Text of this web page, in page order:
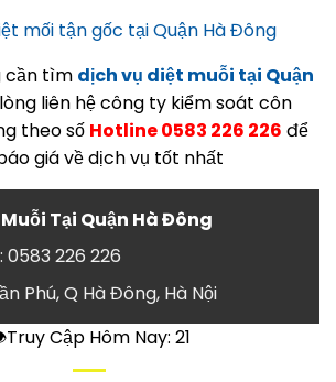
mối tận gốc tại Quận Hà Đông
cần tìm dịch vụ diệt muỗi tại Quận
liên hệ công ty kiểm soát côn
theo số Hotline 0583 226 226 để
giá về dịch vụ tốt nhất
Tại Quận Hà Đông
226 226
Phú, Q Hà Đông, Hà Nội
Cập Hôm Nay: 21